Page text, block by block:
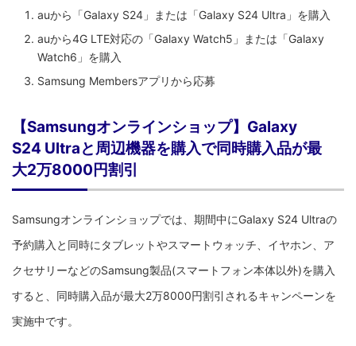
auから「Galaxy S24」または「Galaxy S24 Ultra」を購入
auから4G LTE対応の「Galaxy Watch5」または「Galaxy
Watch6」を購入
Samsung Membersアプリから応募
【Samsungオンラインショップ】Galaxy
S24 Ultraと周辺機器を購入で同時購入品が最
大2万8000円割引
Samsungオンラインショップでは、期間中にGalaxy S24 Ultraの
予約購入と同時にタブレットやスマートウォッチ、イヤホン、ア
クセサリーなどのSamsung製品(スマートフォン本体以外)を購入
すると、同時購入品が最大2万8000円割引されるキャンペーンを
実施中です。